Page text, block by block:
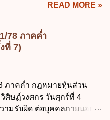
คล ข. ขอให้ทำลายข้อมูล
ให้ข้อมูลส่วนบุคคลไม่
นได้ ง. ถูกทุกข้อ ข้อ 45
ช้สิทธิลบข้อมูลส่วนบุคคล ข้อ
มบูรณ์ ค. เจ้าของข้อมูลส่วน
นยอมในการเก็บรวบรวม
อมูลส่วนบุคคล ง. ข้อมูลส่วน
ะมวลผลโดยไม่ชอบด้วย
รือดูงาน ข้อ 12 ข้อใด ไม่ ถูก
ลาไปช่วยเหลือภริยาที่คลอด
ภริยาโดยชอบด้วยกฎหมาย ข.
ยว ค. ต้องลาภายใน 90 วัน
ตร ง. ลาได้ครั้งหนึ่งติดต่อ
ทำการ ข้อ 13 สิทธิลากิจส่วน
ต่อเนื่องจากการคลอดบุตรได้
าร ค. ลาได้ไม่เกิน 120 วัน
การคลอดบุตรได้ไม่เกิน 150
READ MORE »
78 ภาคค่ำ
ที่ 7)
ภาคค่ำ กฎหมายหุ้นส่วน
ศิษฏ์วงศกร วันศุกร์ที่ 4
ามรับผิด ต่อบุคคลภายนอก